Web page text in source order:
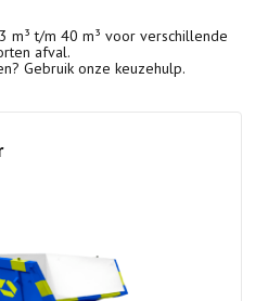
m³ t/m 40 m³ voor verschillende
afval.
Gebruik onze keuzehulp.